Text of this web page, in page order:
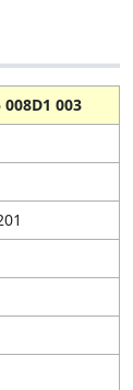
008D1 003